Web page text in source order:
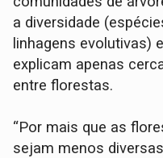
a diversidade
linhagens evolutivas)
explicam apenas
entre florestas.
“Por mais que as
sejam menos